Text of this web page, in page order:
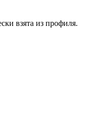
взята из профиля.